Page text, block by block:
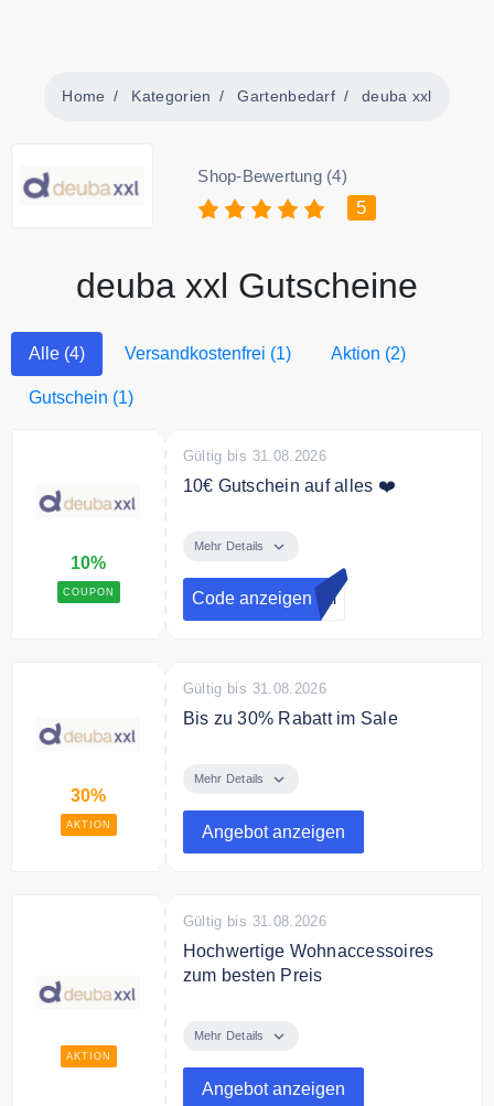
Home Kategorien Gartenbedarf deuba xxl
Shop-Bewertung (4)
5
deuba xxl Gutscheine
Alle (4) Versandkostenfrei (1) Aktion (2)
Gutschein (1)
10%
COUPON
Gültig bis 31.08.2026
10€ Gutschein auf alles ❤️
xxl Newsletter an und erhalten Sie
einen 10€ Gutschein auf Ihre
Bestellung.
Mehr Details
Code anzeigen xxl
30%
AKTION
Gültig bis 31.08.2026
Bis zu 30% Rabatt im Sale
ausgewählte Artikel in der Sale
Mehr Details
Angebot anzeigen
AKTION
Gültig bis 31.08.2026
Hochwertige Wohnaccessoires
zum besten Preis
hochwertige Wohnaccessoires
Preis
Mehr Details
Angebot anzeigen